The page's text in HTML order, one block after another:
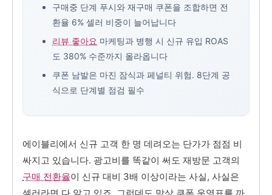
구매중 단계 푸시와 재구매 쿠폰을 조합하면 전
환율 6% 셀러 비중이 늘어납니다
리뷰 좋아요 마케팅과 병행 시 신규 유입 ROAS
도 380% 수준까지 올라옵니다
쿠폰 남발은 마진 잠식과 페널티 위험. 8단계 공
식으로 단계별 점검 필수
에이블리에서 신규 고객 한 명 데려오는 단가가 점점 비
싸지고 있습니다. 광고비를 똑같이 써도 재방문 고객의
구매 전환율이 신규 대비 3배 이상이라는 사실, 사실은